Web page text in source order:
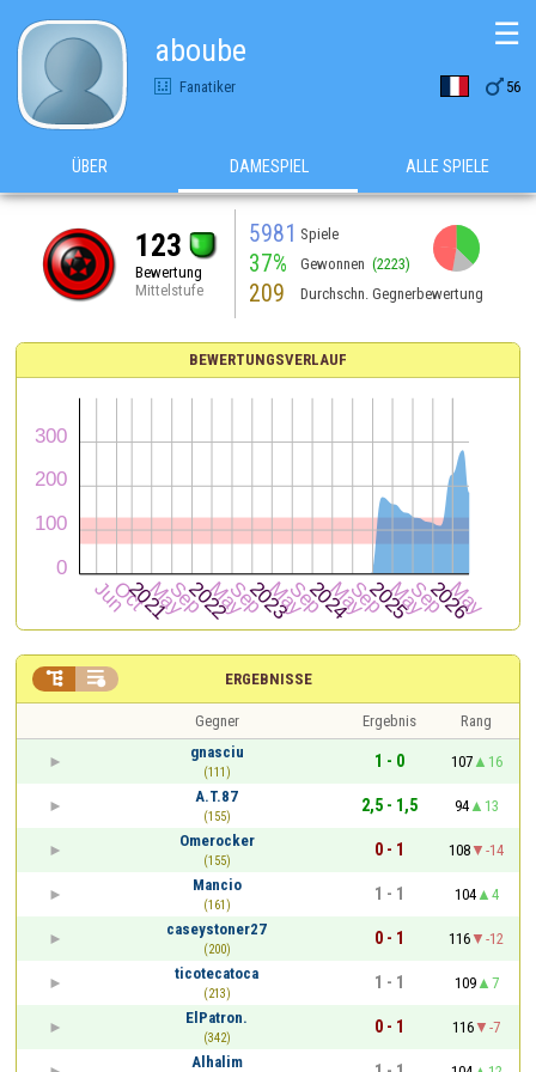
aboube
Fanatiker  56
☰
ÜBER DAMESPIEL ALLE SPIELE
123
Bewertung
Mittelstufe
5981 Spiele
37% Gewonnen (2223)
209 Durchschn. Gegnerbewertung
BEWERTUNGSVERLAUF
ERGEBNISSE
 
Gegner Ergebnis
Rang
gnasciu
(111)
1 - 0 107
16
A.T.87
(155)
2,5 - 1,5 94
13
Omerocker
(155)
0 - 1 108
-14
Mancio
(161)
1 - 1 104
4
caseystoner27
(200)
0 - 1 116
-12
ticotecatoca
(213)
1 - 1 109
7
ElPatron.
(342)
0 - 1 116
-7
Alhalim